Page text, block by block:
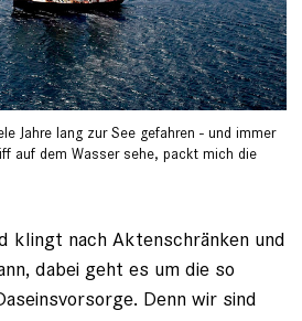
Jahre lang zur See gefahren - und immer
auf dem Wasser sehe, packt mich die
klingt nach Aktenschränken und
dabei geht es um die so
Denn wir sind